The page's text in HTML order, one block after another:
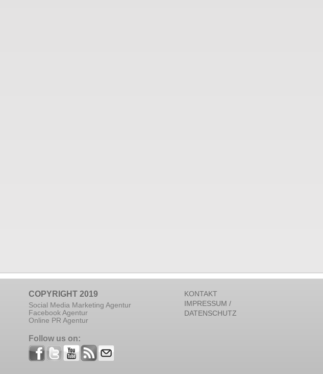
COPYRIGHT 2019
Social Media Marketing Agentur
Facebook Agentur
Online PR Agentur
Follow us on:
KONTAKT
IMPRESSUM /
DATENSCHUTZ